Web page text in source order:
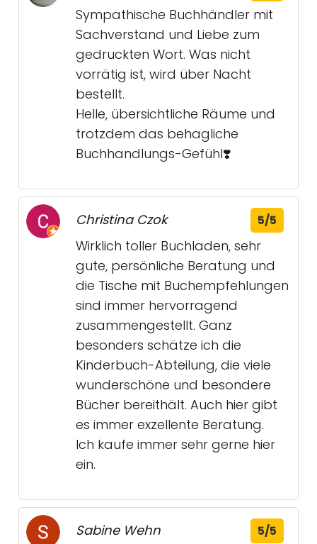
Sympathische Buchhändler mit
Sachverstand und Liebe zum
gedruckten Wort. Was nicht
vorrätig ist, wird über Nacht
bestellt.
Helle, übersichtliche Räume und
trotzdem das behagliche
Buchhandlungs-Gefühl❣️
Christina Czok 5/5
Wirklich toller Buchladen, sehr
gute, persönliche Beratung und
die Tische mit Buchempfehlungen
sind immer hervorragend
zusammengestellt. Ganz
besonders schätze ich die
Kinderbuch-Abteilung, die viele
wunderschöne und besondere
Bücher bereithält. Auch hier gibt
es immer exzellente Beratung.
Ich kaufe immer sehr gerne hier
ein.
Sabine Wehn 5/5